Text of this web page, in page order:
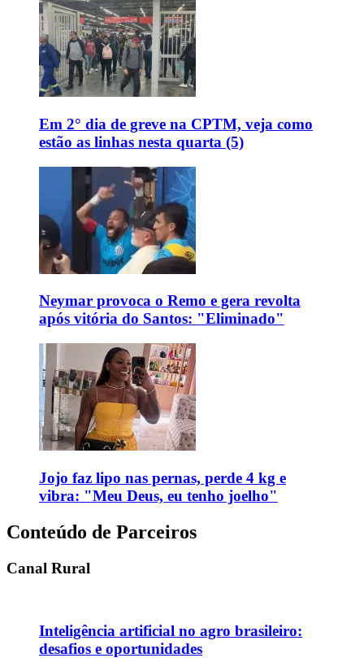
Em 2° dia de greve na CPTM, veja como
estão as linhas nesta quarta (5)
Neymar provoca o Remo e gera revolta
após vitória do Santos: "Eliminado"
Jojo faz lipo nas pernas, perde 4 kg e
vibra: "Meu Deus, eu tenho joelho"
Conteúdo de Parceiros
Canal Rural
Inteligência artificial no agro brasileiro:
desafios e oportunidades